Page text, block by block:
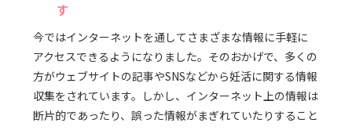
す
今ではインターネットを通してさまざまな情報に手軽に
アクセスできるようになりました。そのおかげで、多くの
方がウェブサイトの記事やSNSなどから妊活に関する情報
収集をされています。しかし、インターネット上の情報は
断片的であったり、誤った情報がまぎれていたりすること